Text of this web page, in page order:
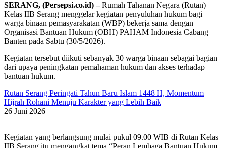
SERANG, (Persepsi.co.id) –Rumah Tahanan Negara (Rutan)
Kelas IIB Serang menggelar kegiatan penyuluhan hukum bagi
warga binaan pemasyarakatan (WBP) bekerja sama dengan
Organisasi Bantuan Hukum (OBH) PAHAM Indonesia Cabang
Banten pada Sabtu (30/5/2026).
Kegiatan tersebut diikuti sebanyak 30 warga binaan sebagai bagian
dari upaya peningkatan pemahaman hukum dan akses terhadap
bantuan hukum.
Rutan Serang Peringati Tahun Baru Islam 1448 H, Momentum
Hijrah Rohani Menuju Karakter yang Lebih Baik
26 Juni 2026
Kegiatan yang berlangsung mulai pukul 09.00 WIB di Rutan Kelas